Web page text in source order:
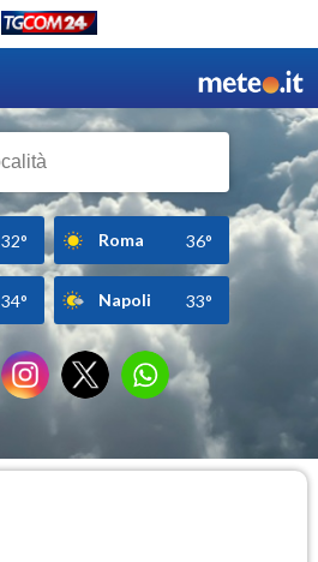
32° Roma 36°
34° Napoli 33°